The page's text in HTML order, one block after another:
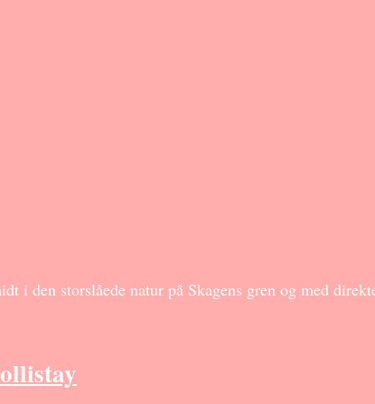
i den storslåede natur på Skagens gren og med